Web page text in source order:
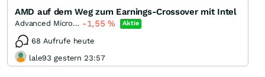
AMD auf dem Weg zum Earnings-Crossover mit Intel
Advanced Micro Devices -1,55% Aktie
68 Aufrufe heute
lale93 gestern 23:57